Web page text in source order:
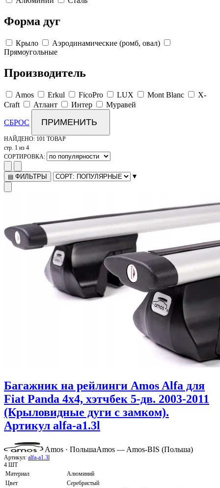
Форма дуг
Крыло
Аэродинамические (ромб, овал)
Прямоугольные
Производитель
Amos Erkul FicoPro LUX Mont Blanc
X-
Craft
Атлант Интер Муравей
СБРОС ПРИМЕНИТЬ
НАЙДЕНО: 101 ТОВАР
стр. 1 из 4
СОРТИРОВКА:
▤ ФИЛЬТРЫ ▾
Багажник на рейлинги Amos Alfa для
Fiat Panda 4x4, хэтчбек 5-дв. 2003-2011
(Крыловидные дуги с замком).
Артикул alfa-a1.3l
Amos · ПольшаAmos — Amos-BIS (Польша)
Артикул: alfa-a1.3l
4 ШТ
Материал
Алюминий
Цвет
Серебристый